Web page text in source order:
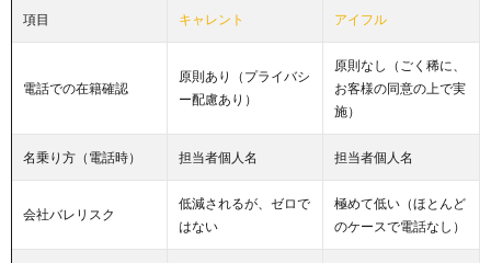
項目 キャレント アイフル
電話での在籍確認
原則あり（プライバシ
ー配慮あり）
原則なし（ごく稀に、
お客様の同意の上で実
施）
名乗り方（電話時） 担当者個人名 担当者個人名
会社バレリスク
低減されるが、ゼロで
はない
極めて低い（ほとんど
のケースで電話なし）